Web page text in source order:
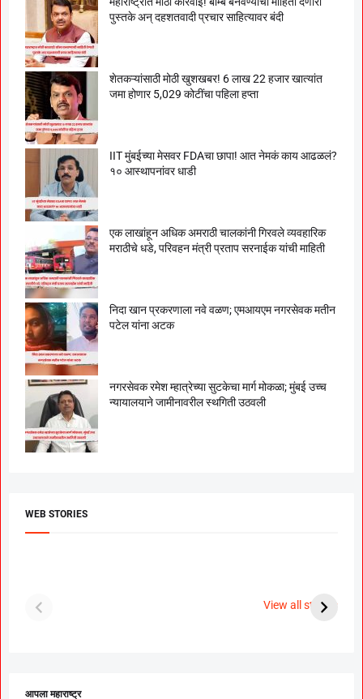
पुस्तके अन् दहशतवादी प्रचार साहित्यावर बंदी
शेतकऱ्यांसाठी मोठी खुशखबर! 6 लाख 22 हजार खात्यांत
जमा होणार 5,029 कोटींचा पहिला हप्ता
IIT मुंबईच्या मेसवर FDAचा छापा! आत नेमकं काय आढळलं?
१० आस्थापनांवर धाडी
एक लाखांहून अधिक अमराठी चालकांनी गिरवले व्यवहारिक
मराठीचे धडे, परिवहन मंत्री प्रताप सरनाईक यांची माहिती
निदा खान प्रकरणाला नवे वळण; एमआयएम नगरसेवक मतीन
पटेल यांना अटक
नगरसेवक रमेश म्हात्रेच्या सुटकेचा मार्ग मोकळा; मुंबई उच्च
न्यायालयाने जामीनावरील स्थगिती उठवली
WEB STORIES
View all stories
पूजा सावंत ने गुपचूप
आपला महाराष्ट्र